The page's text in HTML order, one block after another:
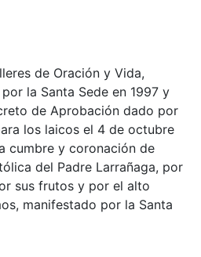
de Oración y Vida,
la Santa Sede en 1997 y
de Aprobación dado por
los laicos el 4 de octubre
cumbre y coronación de
del Padre Larrañaga, por
sus frutos y por el alto
manifestado por la Santa